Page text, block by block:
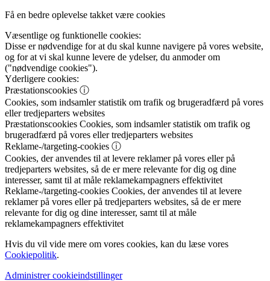
Få en bedre oplevelse takket være cookies
Væsentlige og funktionelle cookies:
Disse er nødvendige for at du skal kunne navigere på vores website,
og for at vi skal kunne levere de ydelser, du anmoder om
("nødvendige cookies").
Yderligere cookies:
Præstationscookies ⓘ
Cookies, som indsamler statistik om trafik og brugeradfærd på vores
eller tredjeparters websites
Præstationscookies Cookies, som indsamler statistik om trafik og
brugeradfærd på vores eller tredjeparters websites
Reklame-/targeting-cookies ⓘ
Cookies, der anvendes til at levere reklamer på vores eller på
tredjeparters websites, så de er mere relevante for dig og dine
interesser, samt til at måle reklamekampagners effektivitet
Reklame-/targeting-cookies Cookies, der anvendes til at levere
reklamer på vores eller på tredjeparters websites, så de er mere
relevante for dig og dine interesser, samt til at måle
reklamekampagners effektivitet
Hvis du vil vide mere om vores cookies, kan du læse vores
Cookiepolitik.
Administrer cookieindstillinger